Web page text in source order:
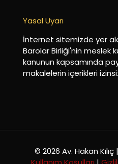
Yasal Uyarı
İnternet sitemizde yer
Barolar Birliği'nin meslek
kanunun kapsamında
makalelerin içerikleri
© 2026 Av. Hakan